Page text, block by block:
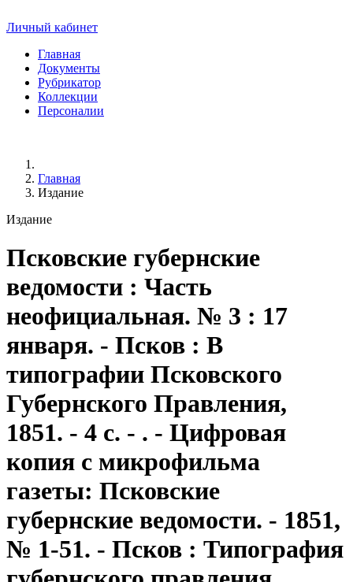
Личный кабинет
Главная
Документы
Рубрикатор
Коллекции
Персоналии
Главная
Издание
Издание
Псковские губернские
ведомости : Часть
неофициальная. № 3 : 17
января. - Псков : В
типографии Псковского
Губернского Правления,
1851. - 4 с. - . - Цифровая
копия с микрофильма
газеты: Псковские
губернские ведомости. - 1851,
№ 1-51. - Псков : Типография